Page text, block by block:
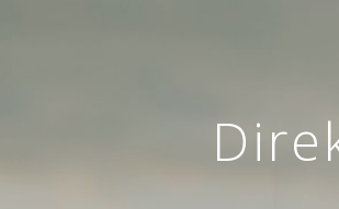
ZAVAROVANJE